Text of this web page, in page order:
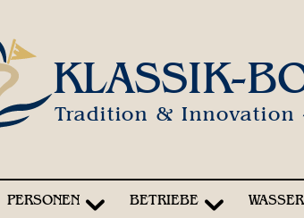
KLASSIK-
Tradition & Innovation
PERSONEN BETRIEBE